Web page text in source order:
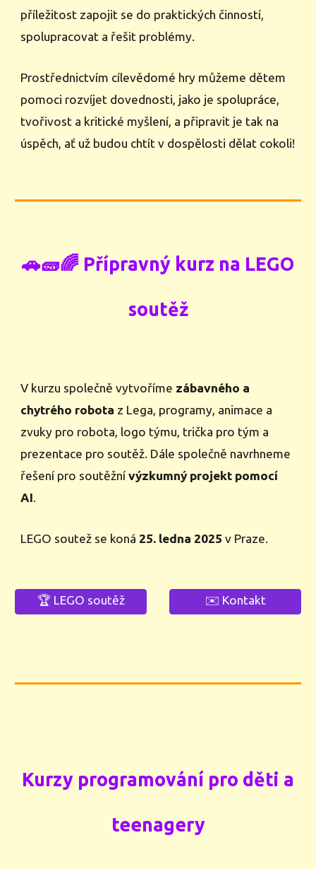
příležitost zapojit se do praktických činností,
spolupracovat a řešit problémy.
Prostřednictvím cílevědomé hry můžeme dětem
pomoci rozvíjet dovednosti, jako je spolupráce,
tvořivost a kritické myšlení, a připravit je tak na
úspěch, ať už budou chtít v dospělosti dělat cokoli!
🚗🧱🌈 Přípravný kurz na LEGO
soutěž
V kurzu společně vytvoříme zábavného a
chytrého robota z Lega, programy, animace a
zvuky pro robota, logo týmu, trička pro tým a
prezentace pro soutěž. Dále společně navrhneme
řešení pro soutěžnívýzkumný projekt pomocí
AI.
LEGO soutež se koná 25. ledna 2025 v Praze.
🏆 LEGO soutěž ✉️ Kontakt
Kurzy programování pro děti a
teenagery